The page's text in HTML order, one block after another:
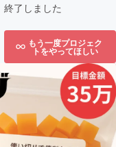
終了しました
もう一度プロジェク
トをやってほしい